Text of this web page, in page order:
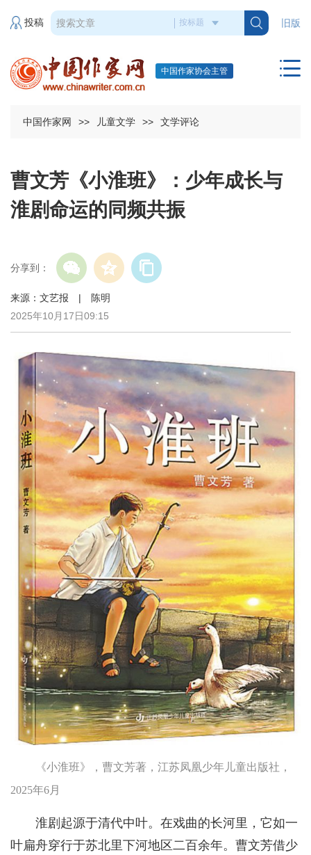
旧版
投稿
中国作家协会主管
中国作家网 >> 儿童文学 >> 文学评论
曹文芳《小淮班》：少年成长与
淮剧命运的同频共振
分享到：
来源：文艺报 | 陈明
2025年10月17日09:15
《小淮班》，曹文芳著，江苏凤凰少年儿童出版社，
2025年6月
淮剧起源于清代中叶。在戏曲的长河里，它如一
叶扁舟穿行于苏北里下河地区二百余年。曹文芳借少